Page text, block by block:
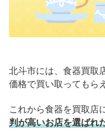
北斗市には、食器買取
価格で買い取ってもら
これから食器を買取店
判が高いお店を選ばれ